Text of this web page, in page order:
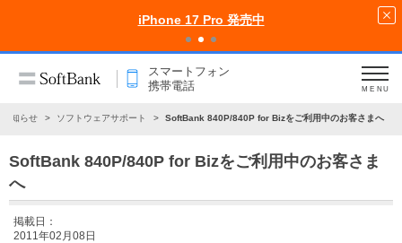
iPhone 17 Pro 発売中
スマートフォン
携帯電話
MENU
お知らせ ソフトウェアサポート SoftBank 840P/840P for Bizをご利用中のお客さまへ
SoftBank 840P/840P for Bizをご利用中のお客さま
へ
掲載日：
2011年02月08日